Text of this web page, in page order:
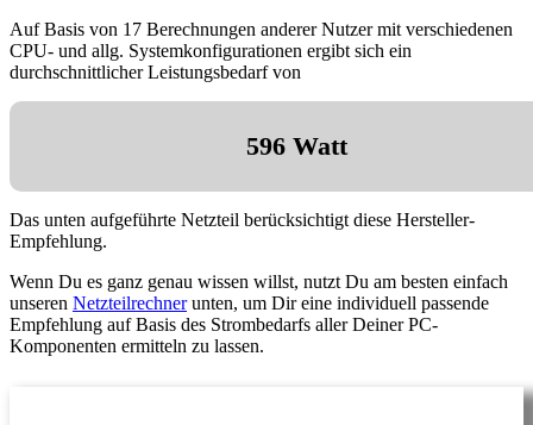
Auf Basis von 17 Berechnungen anderer Nutzer mit verschiedenen
CPU- und allg. Systemkonfigurationen ergibt sich ein
durchschnittlicher Leistungsbedarf von
596 Watt
Das unten aufgeführte Netzteil berücksichtigt diese Hersteller-
Empfehlung.
Wenn Du es ganz genau wissen willst, nutzt Du am besten einfach
unseren Netzteilrechnerunten, um Dir eine individuell passende
Empfehlung auf Basis des Strombedarfs aller Deiner PC-
Komponenten ermitteln zu lassen.